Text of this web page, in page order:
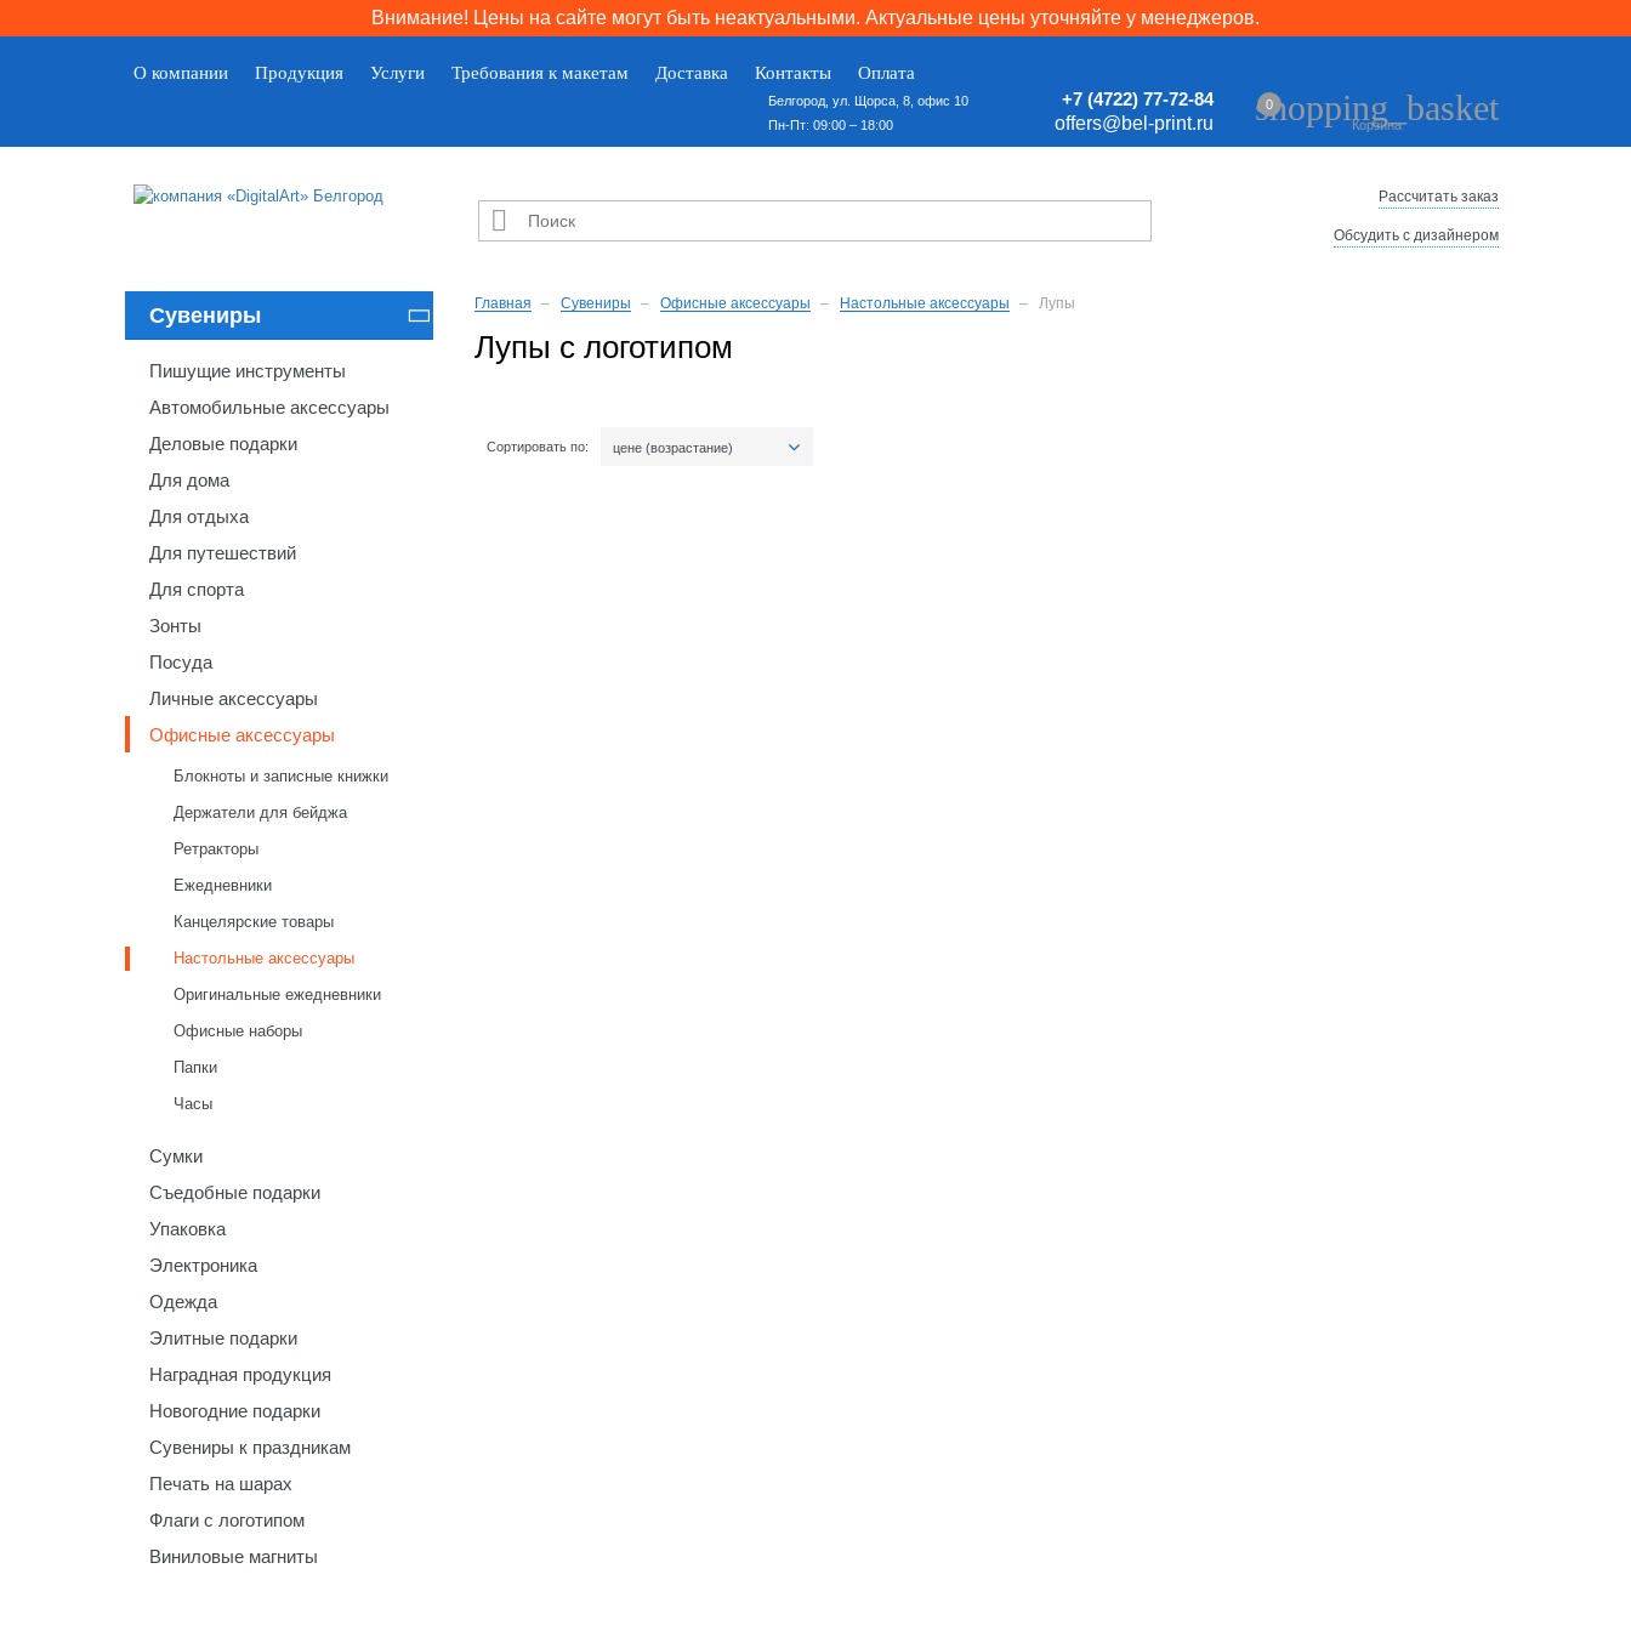
Внимание! Цены на сайте могут быть неактуальными. Актуальные цены уточняйте у менеджеров.
О компании Продукция Услуги Требования к макетам Доставка Контакты Оплата
Белгород, ул. Щорса, 8, офис 10
Пн-Пт: 09:00 – 18:00
+7 (4722) 77-72-84
offers@bel-print.ru
shopping_basket
Корзина
0

Рассчитать заказ
Обсудить с дизайнером
Сувениры 
Пишущие инструменты
Автомобильные аксессуары
Деловые подарки
Для дома
Для отдыха
Для путешествий
Для спорта
Зонты
Посуда
Личные аксессуары
Офисные аксессуары
Блокноты и записные книжки
Держатели для бейджа
Ретракторы
Ежедневники
Канцелярские товары
Настольные аксессуары
Оригинальные ежедневники
Офисные наборы
Папки
Часы
Сумки
Съедобные подарки
Упаковка
Электроника
Одежда
Элитные подарки
Наградная продукция
Новогодние подарки
Сувениры к праздникам
Печать на шарах
Флаги с логотипом
Виниловые магниты
Главная Сувениры Офисные аксессуары Настольные аксессуары Лупы
Лупы с логотипом
Сортировать по: цене (возрастание)